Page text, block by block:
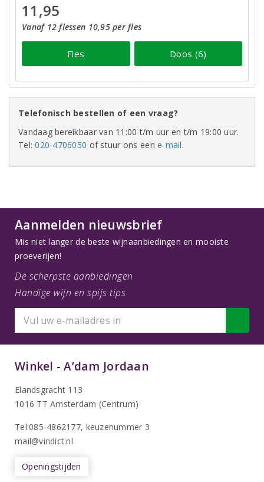
11,95
Vanaf 12 flessen 10,95 per fles
Fles Doos (6)
Telefonisch bestellen of een vraag?
Vandaag bereikbaar van 11:00 t/m uur en t/m 19:00 uur.
Tel:020-4706050 of stuur ons eene-mail.
Aanmelden nieuwsbrief
Mis niet langer de beste wijnaanbiedingen en mooiste
proeverijen!
De scherpste aanbiedingen
Handige wijn en spijs tips
Winkel - A’dam Jordaan
Elandsgracht 113
1016 TT Amsterdam (Centrum)
Tel:085-4862177, keuzenummer 3
mail@vindict.nl
Openingstijden